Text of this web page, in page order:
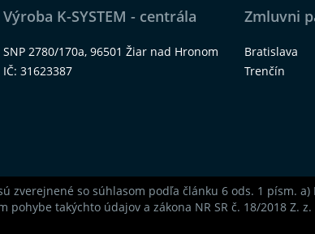
Výroba K-SYSTEM - centrála
SNP 2780/170a, 96501 Žiar nad Hronom
IČ: 31623387
Zmluvni
Bratislava
Trenčín
so súhlasom podľa článku 6 ods. 1 písm.
takýchto údajov a zákona NR SR č. 18/2018 Z.